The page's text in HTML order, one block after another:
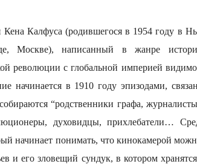
Кена Калфуса (родившегося в 1954 году в
Москве), написанный в жанре
революции с глобальной империей
начинается в 1910 году эпизодами,
“родственники графа,
духовидцы, прихлебатели…
начинает понимать, что кинокамерой
и его зловещий сундук, в котором